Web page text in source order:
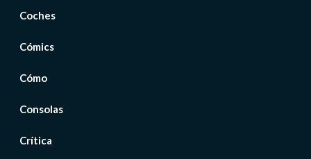
Coches
Cómics
Cómo
Consolas
Crítica